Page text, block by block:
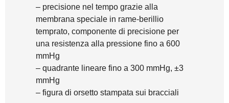
– precisione nel tempo grazie alla
membrana speciale in rame-berillio
temprato, componente di precisione per
una resistenza alla pressione fino a 600
mmHg
– quadrante lineare fino a 300 mmHg, ±3
mmHg
– figura di orsetto stampata sui bracciali